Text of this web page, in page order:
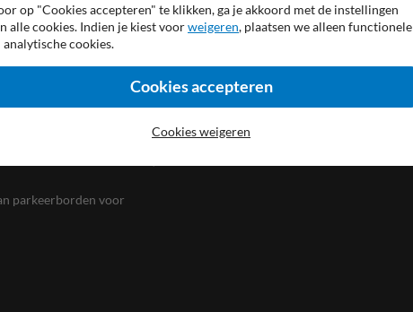
parkeerborden voor
op "Cookies accepteren" te klikken, ga je akkoord met de instellingen
alle cookies. Indien je kiest voorweigeren, plaatsen we alleen functionele
analytische cookies.
Cookies accepteren
Cookies weigeren